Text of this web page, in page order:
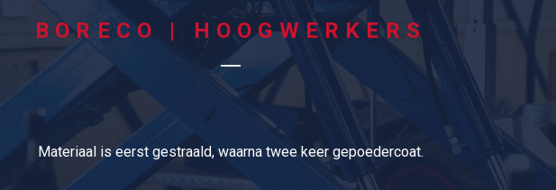
BORECO | HOOGWERKERS
Materiaal is eerst gestraald, waarna twee keer gepoedercoat.